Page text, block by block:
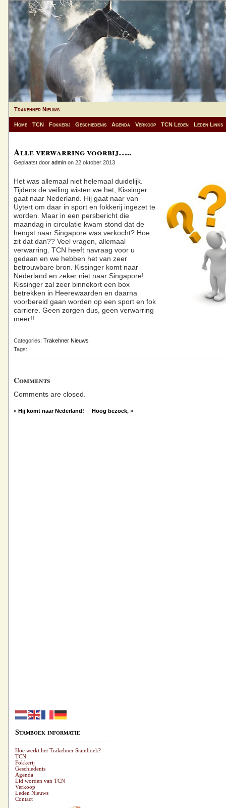
Trakehner Nieuws
Home TCN Fokkerij Geschiedenis Agenda Verkoop TCN Leden Leden Links
Alle verwarring voorbij…..
Geplaatst door admin on 22 oktober 2013
Het was allemaal niet helemaal duidelijk.
Tijdens de veiling wisten we het, Kissinger
gaat naar Nederland. Hij gaat naar van
Uytert om daar in sport en fokkerij ingezet te
worden. Maar in een persbericht die
maandag in circulatie kwam stond dat de
hengst naar Singapore was verkocht? Hoe
zit dat dan?? Veel vragen, allemaal
verwarring. TCN heeft navraag voor u
gedaan en we hebben het van zeer
betrouwbare bron. Kissinger komt naar
Nederland en zeker niet naar Singapore!
Kissinger zal zeer binnekort een box
betrekken in Heerewaarden en daarna
voorbereid gaan worden op een sport en fok
carriere. Geen zorgen dus, geen verwarring
meer!!
Categories: Trakehner Nieuws
Tags:
Comments
Comments are closed.
« Hij komt naar Nederland! Hoog bezoek, »
Stamboek informatie
Hoe werkt het Trakehner Stamboek?
TCN
Fokkerij
Geschiedenis
Agenda
Lid worden van TCN
Verkoop
Leden Nieuws
Contact